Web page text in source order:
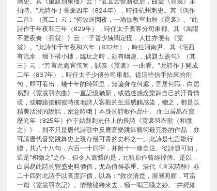
拍時。”此詩作于長慶四年（824年），時任杭州刺史。其《偶作
二首》（其二）云：“何故送閑夜，一瑜伽教室曲秋《霓裳》。”此
詩作于年夜和三年（829年），時任太子賓客分司東都。其《嵩陽
不雅夜奏〈霓裳〉》云：“子晉少姨聞定怪，人世亦便有《霓
裳》。”此詩作于年夜和六年（832年），時任河南尹。其《宅西
有流水，墻下構小樓，臨玩之時，頗有幽趣……偶題五盡句》（其
三）云：“皆言此處宜弦管，試奏《霓裳》一曲看。”此詩作于開成
二年（837年），時任太子少傅分司東都。從這些信手拈來的例
句，即可看出，幾十年的時間里，無論身在何處，官居何職，白居
易對《霓裳羽衣曲》一直記憶猶新，或描述感念樂舞自己的汗青情
境，或聯絡接觸彼時彼地詩人客觀的生涯感觸感染，總之，都是以
精美活潑的說話，密意吟哦于本身的詩歌作品中。 而白居易在寶
歷元年（825年）作于姑蘇刺史任上的長詩《霓裳羽衣歌（和微
之）》，則不只是唐代詩歌中反應音樂跳舞藝術最完整的作品，亦
可謂唐代音樂跳舞史上現存最可貴的史料之一。此詩是七言歌行
體，共八十八句，六百一十四字，并附十一條自注。從詩題可知，
這是“和微之”之作，但令人遺憾的是，元稹原作曾經掉傳。是以，
白居易此詩的豐盛史料價值，尤為值得器重。清代《唐宋詩醇》卷
二十四對此詩予以高度評價，以為：“敘次清楚，層層照顧，可當
一篇《霓裳羽衣記》。情致繾綣來去，極一唱三嘆之妙。”并經細